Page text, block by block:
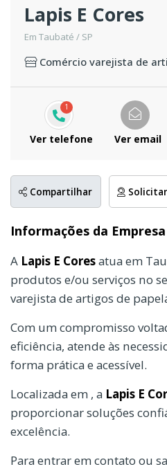
Lapis E Cores
Em Taubaté / SP
Comércio varejista de
1
Ver telefone Ver email
Compartilhar
Informações da Empresa
A Lapis E Coresatua em
produtos e/ou serviços no
varejista de artigos de
Com um compromisso
eficiência, atende às
forma prática e acessível.
Localizada em , a Lapis E
proporcionar soluções
excelência.
Para entrar em contato ou